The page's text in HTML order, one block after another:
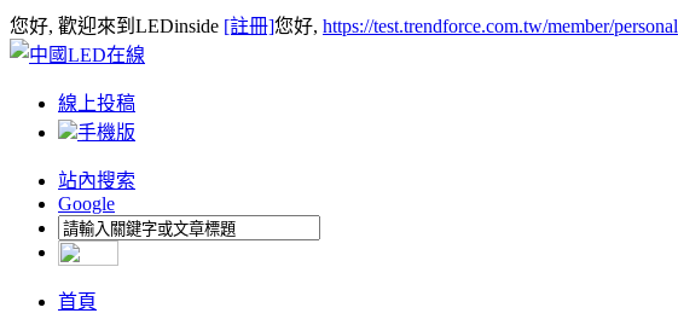
您好, 歡迎來到LEDinside [註冊]您好, https://test.trendforce.com.tw/member/personal
線上投稿
手機版
站內搜索
Google
首頁